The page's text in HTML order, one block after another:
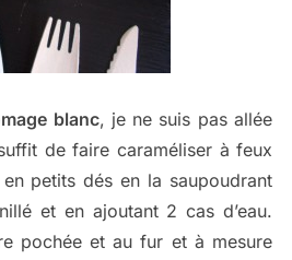
blanc, je ne suis pas allée
de faire caraméliser à feux
petits dés en la saupoudrant
et en ajoutant 2 cas d’eau.
pochée et au fur et à mesure